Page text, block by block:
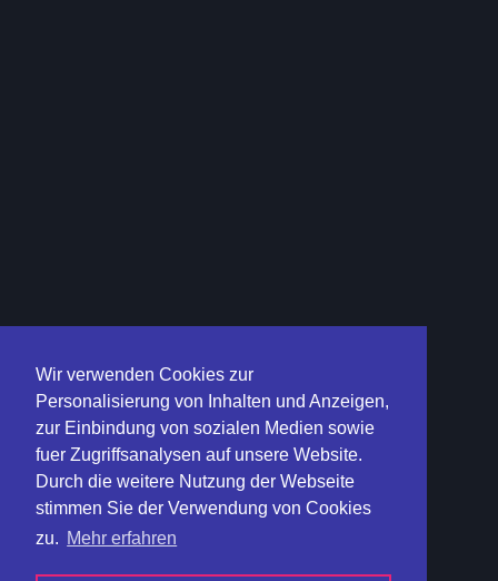
Wir verwenden Cookies zur
Personalisierung von Inhalten und Anzeigen,
zur Einbindung von sozialen Medien sowie
fuer Zugriffsanalysen auf unsere Website.
Durch die weitere Nutzung der Webseite
stimmen Sie der Verwendung von Cookies
zu. Mehr erfahren